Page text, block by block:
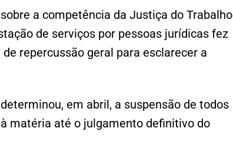
a competência da Justiça do Trabalho
de serviços por pessoas jurídicas fez
repercussão geral para esclarecer a
em abril, a suspensão de todos
matéria até o julgamento definitivo do